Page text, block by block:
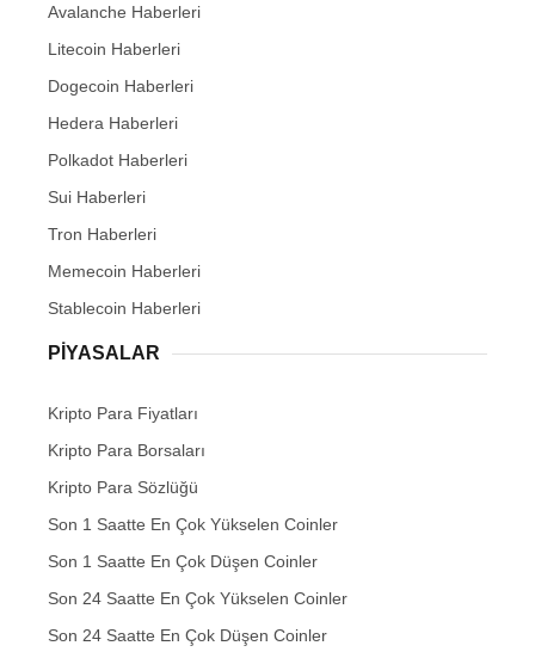
Avalanche Haberleri
Litecoin Haberleri
Dogecoin Haberleri
Hedera Haberleri
Polkadot Haberleri
Sui Haberleri
Tron Haberleri
Memecoin Haberleri
Stablecoin Haberleri
PIYASALAR
Kripto Para Fiyatları
Kripto Para Borsaları
Kripto Para Sözlüğü
Son 1 Saatte En Çok Yükselen Coinler
Son 1 Saatte En Çok Düşen Coinler
Son 24 Saatte En Çok Yükselen Coinler
Son 24 Saatte En Çok Düşen Coinler